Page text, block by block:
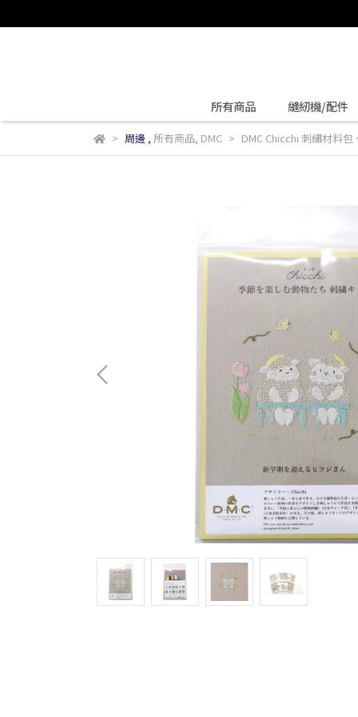
所有商品 縫紉機/配件
周邊 , 所有商品, DMC DMC Chicchi 刺繡材料